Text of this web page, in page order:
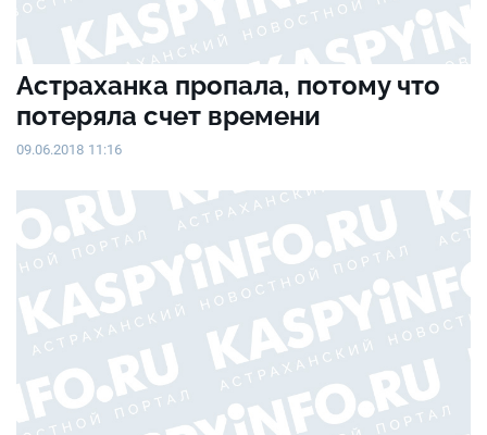
Астраханка пропала, потому что
потеряла счет времени
09.06.2018 11:16